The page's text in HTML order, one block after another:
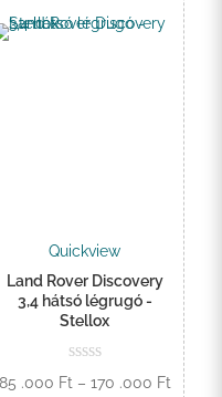
Quickview
Land Rover Discovery
3,4 hátsó légrugó -
Stellox
85 .000 Ft – 170 .000 Ft